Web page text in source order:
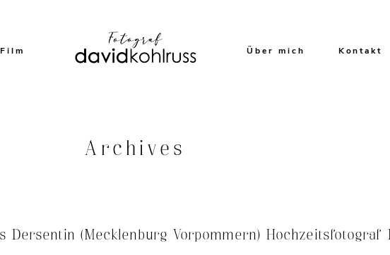
Film Über mich Kontakt
Archives
Dersentin (Mecklenburg Vorpommern) Hochzeitsfotograf